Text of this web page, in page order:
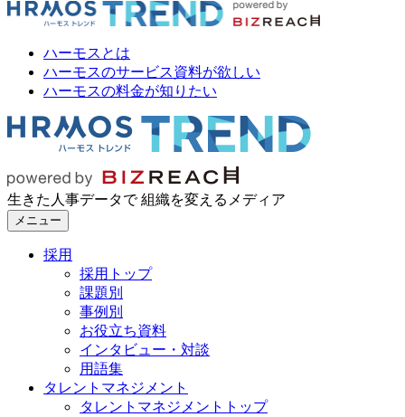
ハーモスとは
ハーモスのサービス資料が欲しい
ハーモスの料金が知りたい
生きた人事データで 組織を変えるメディア
メニュー
採用
採用トップ
課題別
事例別
お役立ち資料
インタビュー・対談
用語集
タレントマネジメント
タレントマネジメントトップ